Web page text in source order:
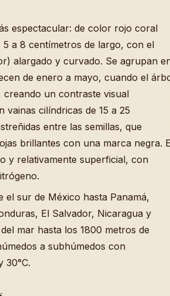
espectacular: de color rojo coral
5 a 8 centímetros de largo, con el
alargado y curvado. Se agrupan
de enero a mayo, cuando el
creando un contraste visual
vainas cilíndricas de 15 a 25
entre las semillas, que
brillantes con una marca negra.
y relativamente superficial, con
el sur de México hasta Panamá,
El Salvador, Nicaragua y
mar hasta los 1800 metros de
a subhúmedos con
30°C.